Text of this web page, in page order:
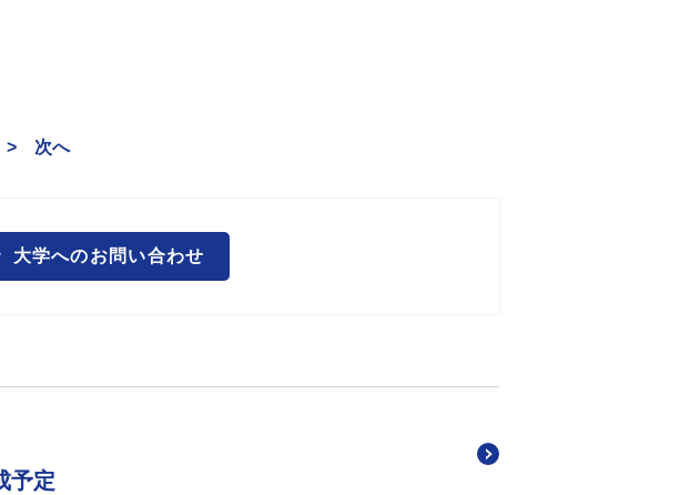
> 次へ
大学へのお問い合わせ
予定